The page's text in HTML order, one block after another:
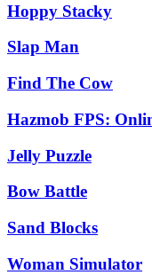
Hoppy Stacky
Slap Man
Find The Cow
Hazmob FPS:
Jelly Puzzle
Bow Battle
Sand Blocks
Woman Simulator